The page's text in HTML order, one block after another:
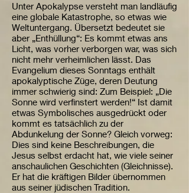
Unter Apokalypse versteht man landläufig
eine globale Katastrophe, so etwas wie
Weltuntergang. Übersetzt bedeutet sie
aber „Enthüllung“: Es kommt etwas ans
Licht, was vorher verborgen war, was sich
nicht mehr verheimlichen lässt. Das
Evangelium dieses Sonntags enthält
apokalyptische Züge, deren Deutung
immer schwierig sind: Zum Beispiel: „Die
Sonne wird verfinstert werden!“ Ist damit
etwas Symbolisches ausgedrückt oder
kommt es tatsächlich zu der
Abdunkelung der Sonne? Gleich vorweg:
Dies sind keine Beschreibungen, die
Jesus selbst erdacht hat, wie viele seiner
anschaulichen Geschichten (Gleichnisse).
Er hat die kräftigen Bilder übernommen
aus seiner jüdischen Tradition.